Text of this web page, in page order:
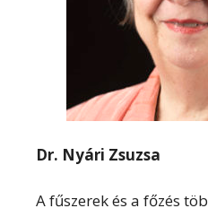
Dr. Nyári Zsuzsa
A fűszerek és a főzés